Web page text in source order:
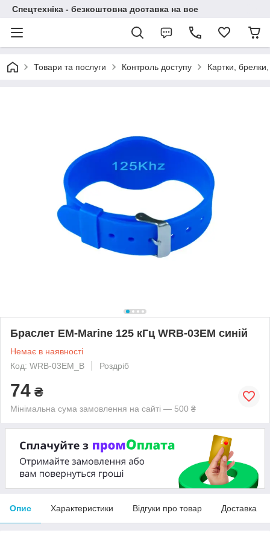
Спецтехніка - безкоштовна доставка на все
Товари та послуги Контроль доступу Картки, брелки,
Браслет EM-Marine 125 кГц WRB-03EM синій
Немає в наявності
Код: WRB-03EM_B
Роздріб
74 ₴
Мінімальна сума замовлення на сайті — 500 ₴
Опис Характеристики Відгуки про товар Доставка